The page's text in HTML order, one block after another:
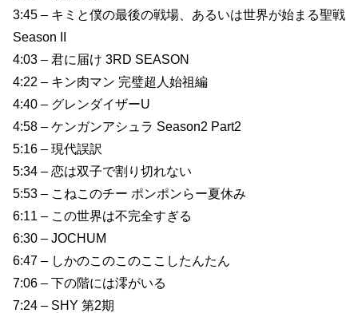
3:45 – キミと僕の最後の戦場、あるいは世界が始まる聖戦
Season II
4:03 – 君に届け 3RD SEASON
4:22 – キン肉マン 完璧超人始祖編
4:40 – グレンダイザーU
4:58 – ケンガンアシュラ Season2 Part2
5:16 – 現代誤訳
5:34 – 恋は双子で割り切れない
5:53 – こねこのチー ポンポンらー夏休み
6:11 – この世界は不完全すぎる
6:30 – JOCHUM
6:47 – しかのこのこのここしたんたん
7:06 – 下の階には澪がいる
7:24 – SHY 第2期